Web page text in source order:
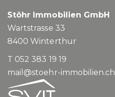
Stöhr Immobilien GmbH
Wartstrasse 33
8400Winterthur
T 052 383 19 19
mail@stoehr-immobilien.ch